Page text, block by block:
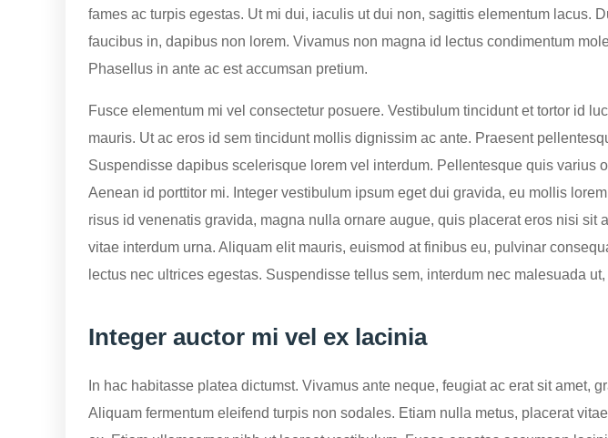
fames ac turpis egestas. Ut mi dui, iaculis ut dui non, sagittis elementum lacus.
faucibus in, dapibus non lorem. Vivamus non magna id lectus condimentum
Phasellus in ante ac est accumsan pretium.
Fusce elementum mi vel consectetur posuere. Vestibulum tincidunt et tortor id
mauris. Ut ac eros id sem tincidunt mollis dignissim ac ante. Praesent
Suspendisse dapibus scelerisque lorem vel interdum. Pellentesque quis varius
Aenean id porttitor mi. Integer vestibulum ipsum eget dui gravida, eu mollis
risus id venenatis gravida, magna nulla ornare augue, quis placerat eros nisi sit
vitae interdum urna. Aliquam elit mauris, euismod at finibus eu, pulvinar
lectus nec ultrices egestas. Suspendisse tellus sem, interdum nec malesuada
Integer auctor mi vel ex lacinia
In hac habitasse platea dictumst. Vivamus ante neque, feugiat ac erat sit amet,
Aliquam fermentum eleifend turpis non sodales. Etiam nulla metus, placerat